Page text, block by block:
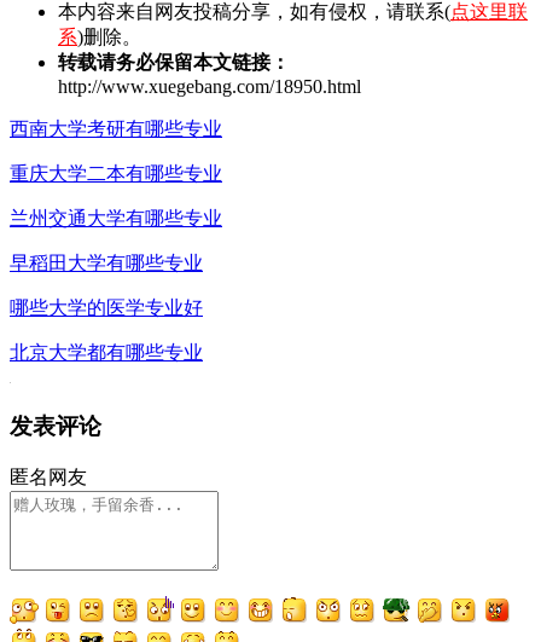
本内容来自网友投稿分享，如有侵权，请联系(点这里联
系)删除。
转载请务必保留本文链接：
http://www.xuegebang.com/18950.html
西南大学考研有哪些专业
重庆大学二本有哪些专业
兰州交通大学有哪些专业
早稻田大学有哪些专业
哪些大学的医学专业好
北京大学都有哪些专业
发表评论
匿名网友